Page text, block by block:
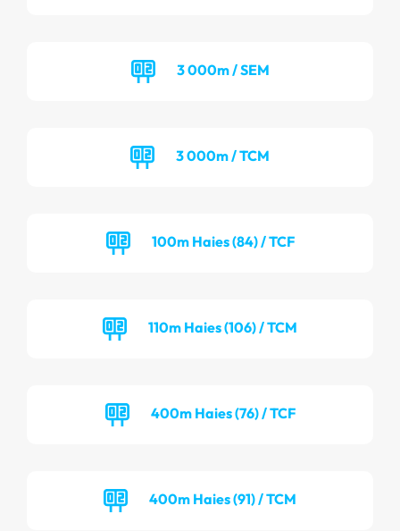
3 000m / SEM
3 000m / TCM
100m Haies (84) / TCF
110m Haies (106) / TCM
400m Haies (76) / TCF
400m Haies (91) / TCM